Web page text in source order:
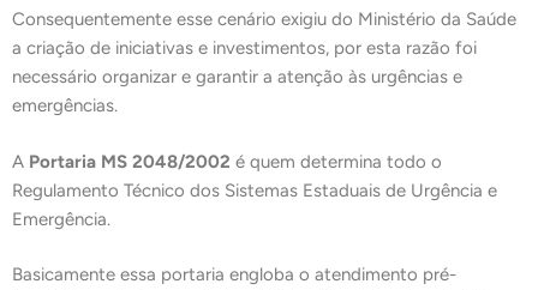
Consequentemente esse cenário exigiu do Ministério da Saúde
a criação de iniciativas e investimentos, por esta razão foi
necessário organizar e garantir a atenção às urgências e
emergências.
A Portaria MS 2048/2002 é quem determina todo o
Regulamento Técnico dos Sistemas Estaduais de Urgência e
Emergência.
Basicamente essa portaria engloba o atendimento pré-